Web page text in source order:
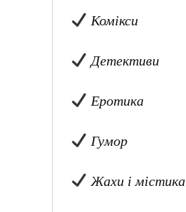
Комікси
Детективи
Еротика
Гумор
Жахи і містика